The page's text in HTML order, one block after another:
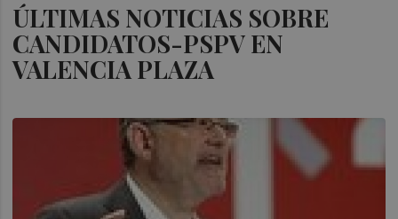
ÚLTIMAS NOTICIAS SOBRE
CANDIDATOS-PSPV EN
VALENCIA PLAZA